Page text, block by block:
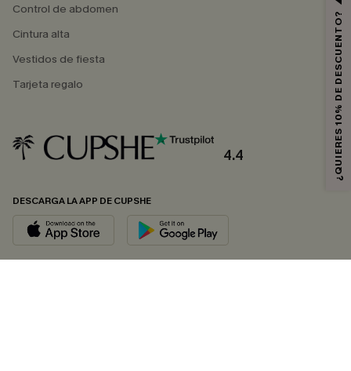
Control de abdomen
Cintura alta
Vestidos de fiesta
Tarjeta regalo
4.4
DESCARGA LA APP DE CUPSHE
¿QUIERES 10% DE DESCUENTO?